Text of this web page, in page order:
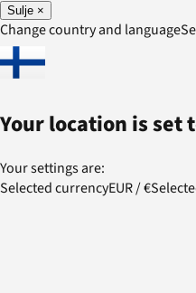
Sulje ×
Change country and language
Your location is set
Your settings are:
Selected currencyEUR/€